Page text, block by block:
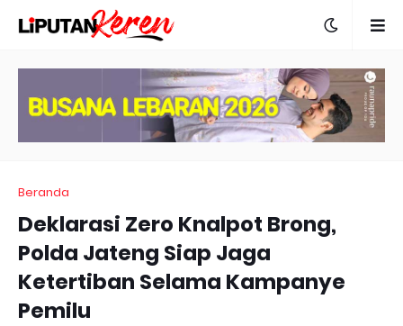
Beranda
Deklarasi Zero Knalpot Brong,
Polda Jateng Siap Jaga
Ketertiban Selama Kampanye
Pemilu